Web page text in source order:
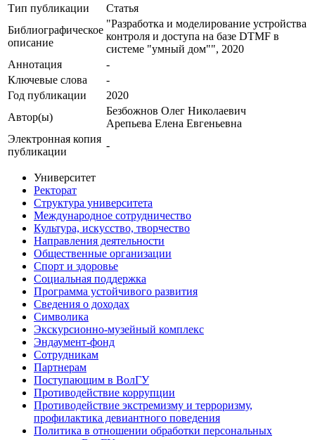
Тип публикации
Статья
Библиографическое
описание
"Разработка и моделирование устройства
контроля и доступа на базе DTMF в
системе "умный дом"", 2020
Аннотация
-
Ключевые cлова
-
Год публикации
2020
Автор(ы)
Безбожнов Олег Николаевич
Арепьева Елена Евгеньевна
Электронная копия
публикации
-
Университет
Ректорат
Структура университета
Международное сотрудничество
Культура, искусство, творчество
Направления деятельности
Общественные организации
Спорт и здоровье
Социальная поддержка
Программа устойчивого развития
Сведения о доходах
Символика
Экскурсионно-музейный комплекс
Эндаумент-фонд
Сотрудникам
Партнерам
Поступающим в ВолГУ
Противодействие коррупции
Противодействие экстремизму и терроризму,
профилактика девиантного поведения
Политика в отношении обработки персональных